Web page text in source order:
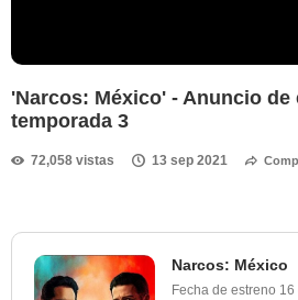
'Narcos: México' - Anuncio de
temporada 3
72,058 vistas 13 sep 2021
Narcos: México
Fecha de estreno 16